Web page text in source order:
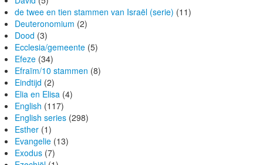
de twee en tien stammen van Israël (serie) (11)
Deuteronomium (2)
Dood (3)
Ecclesia/gemeente (5)
Efeze (34)
Efraïm/10 stammen (8)
Eindtijd (2)
Elia en Elisa (4)
English (117)
English series (298)
Esther (1)
Evangelie (13)
Exodus (7)